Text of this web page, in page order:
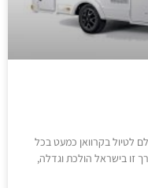
לטיול בקרוואן כמעט בכל
זו בישראל הולכת וגדלה,